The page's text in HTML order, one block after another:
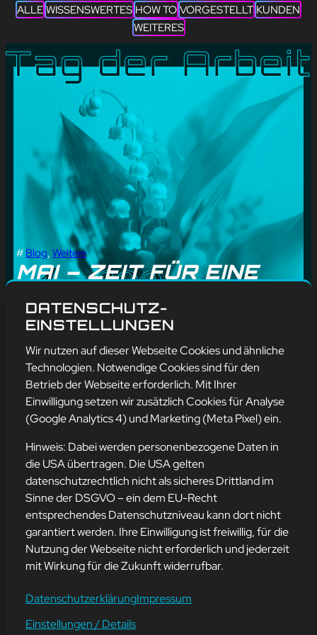
ALLE WISSENSWERTES HOW TO VORGESTELLT KUNDEN
WEITERES
# Blog, Weitere
MAI – ZEIT FÜR EINE
IDEEN?
mehr erfahren
Adresse
mission-webstyle oHG
Bürgermeister-Regitz-Straße 40
66539 Neunkirchen
E-Mail:kontakt@mission-webstyle.de
Navigation
Webseitenerstellung
Webseite mieten
Webseiten Betreuung
Über Uns
Kontakt
Leistungen
DATENSCHUTZ-
EINSTELLUNGEN
Wir nutzen auf dieser Webseite Cookies und ähnliche
Technologien. Notwendige Cookies sind für den
Betrieb der Webseite erforderlich. Mit Ihrer
Einwilligung setzen wir zusätzlich Cookies für Analyse
(Google Analytics 4) und Marketing (Meta Pixel) ein.
Hinweis: Dabei werden personenbezogene Daten in
die USA übertragen. Die USA gelten
datenschutzrechtlich nicht als sicheres Drittland im
Sinne der DSGVO – ein dem EU-Recht
entsprechendes Datenschutzniveau kann dort nicht
garantiert werden. Ihre Einwilligung ist freiwillig, für die
Nutzung der Webseite nicht erforderlich und jederzeit
mit Wirkung für die Zukunft widerrufbar.
DatenschutzerklärungImpressum
Einstellungen / Details